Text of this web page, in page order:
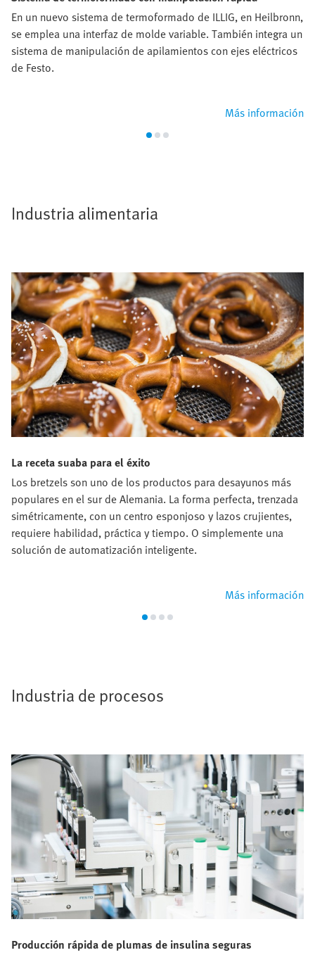
En un nuevo sistema de termoformado de ILLIG, en Heilbronn,
se emplea una interfaz de molde variable. También integra un
sistema de manipulación de apilamientos con ejes eléctricos
de Festo.
Más información
Industria alimentaria
La receta suaba para el éxito
Los bretzels son uno de los productos para desayunos más
populares en el sur de Alemania. La forma perfecta, trenzada
simétricamente, con un centro esponjoso y lazos crujientes,
requiere habilidad, práctica y tiempo. O simplemente una
solución de automatización inteligente.
Más información
Industria de procesos
Producción rápida de plumas de insulina seguras